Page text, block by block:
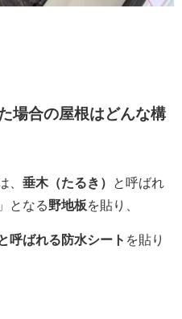
場合の屋根はどんな構
、 垂木（たるき）
と呼ばれ
となる野地板を貼り、
呼ばれる防水シート を貼り